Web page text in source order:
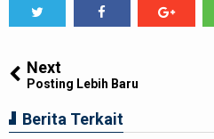
Next
Posting Lebih Baru
Berita Terkait
Wagubsu Surya